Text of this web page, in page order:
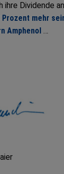
ihre Dividende
Prozent mehr
Amphenol …